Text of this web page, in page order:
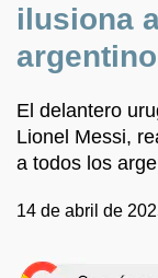
ilusiona
El delantero
Lionel Messi,
a todos los
14 de abril de